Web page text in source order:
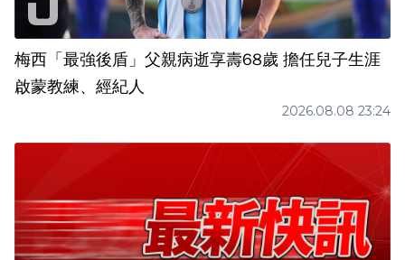
梅西「最強後盾」父親病逝享壽68歲 擔任兒子生涯
啟蒙教練、經紀人
2026.08.08 23:24